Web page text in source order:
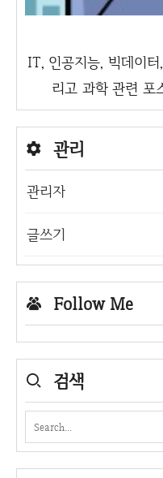
IT, 인공지능, 빅데이
리고 과학 관련 포
관리
관리자
글쓰기
Follow Me
검색